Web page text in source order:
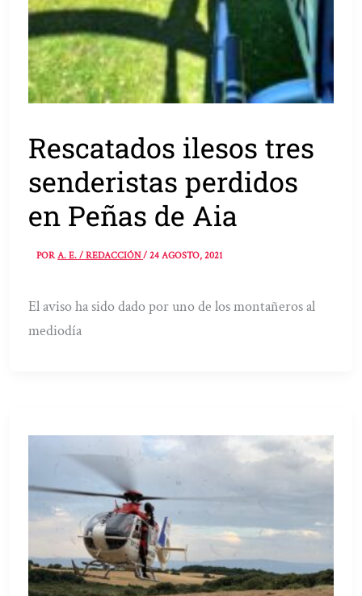
Rescatados ilesos tres
senderistas perdidos
en Peñas de Aia
PORA. E. / REDACCIÓN/24 AGOSTO, 2021
El aviso ha sido dado por uno de los montañeros al
mediodía